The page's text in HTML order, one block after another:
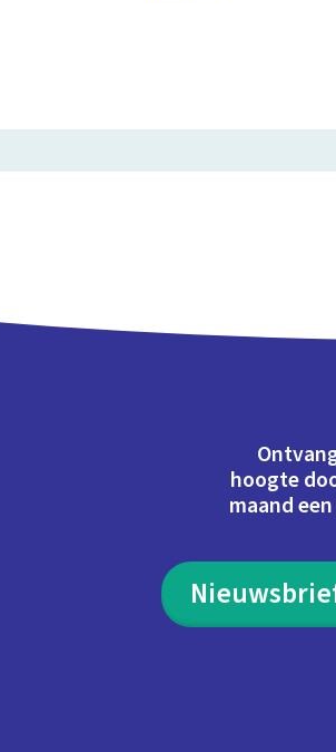
hoogte
maand